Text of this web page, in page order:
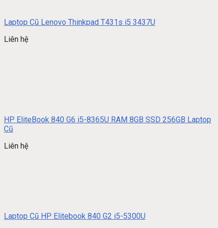
Laptop Cũ Lenovo Thinkpad T431s i5 3437U
Liên hệ
HP EliteBook 840 G6 i5-8365U RAM 8GB SSD 256GB Laptop
Cũ
Liên hệ
Laptop Cũ HP Elitebook 840 G2 i5-5300U